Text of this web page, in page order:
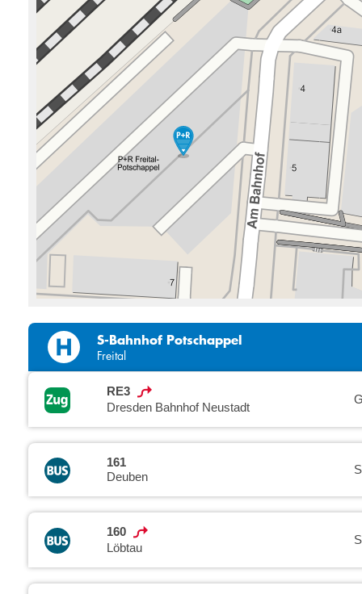
S-Bahnhof Potschappel
Freital
RE3
Dresden Bahnhof Neustadt
161
Deuben
160
Löbtau